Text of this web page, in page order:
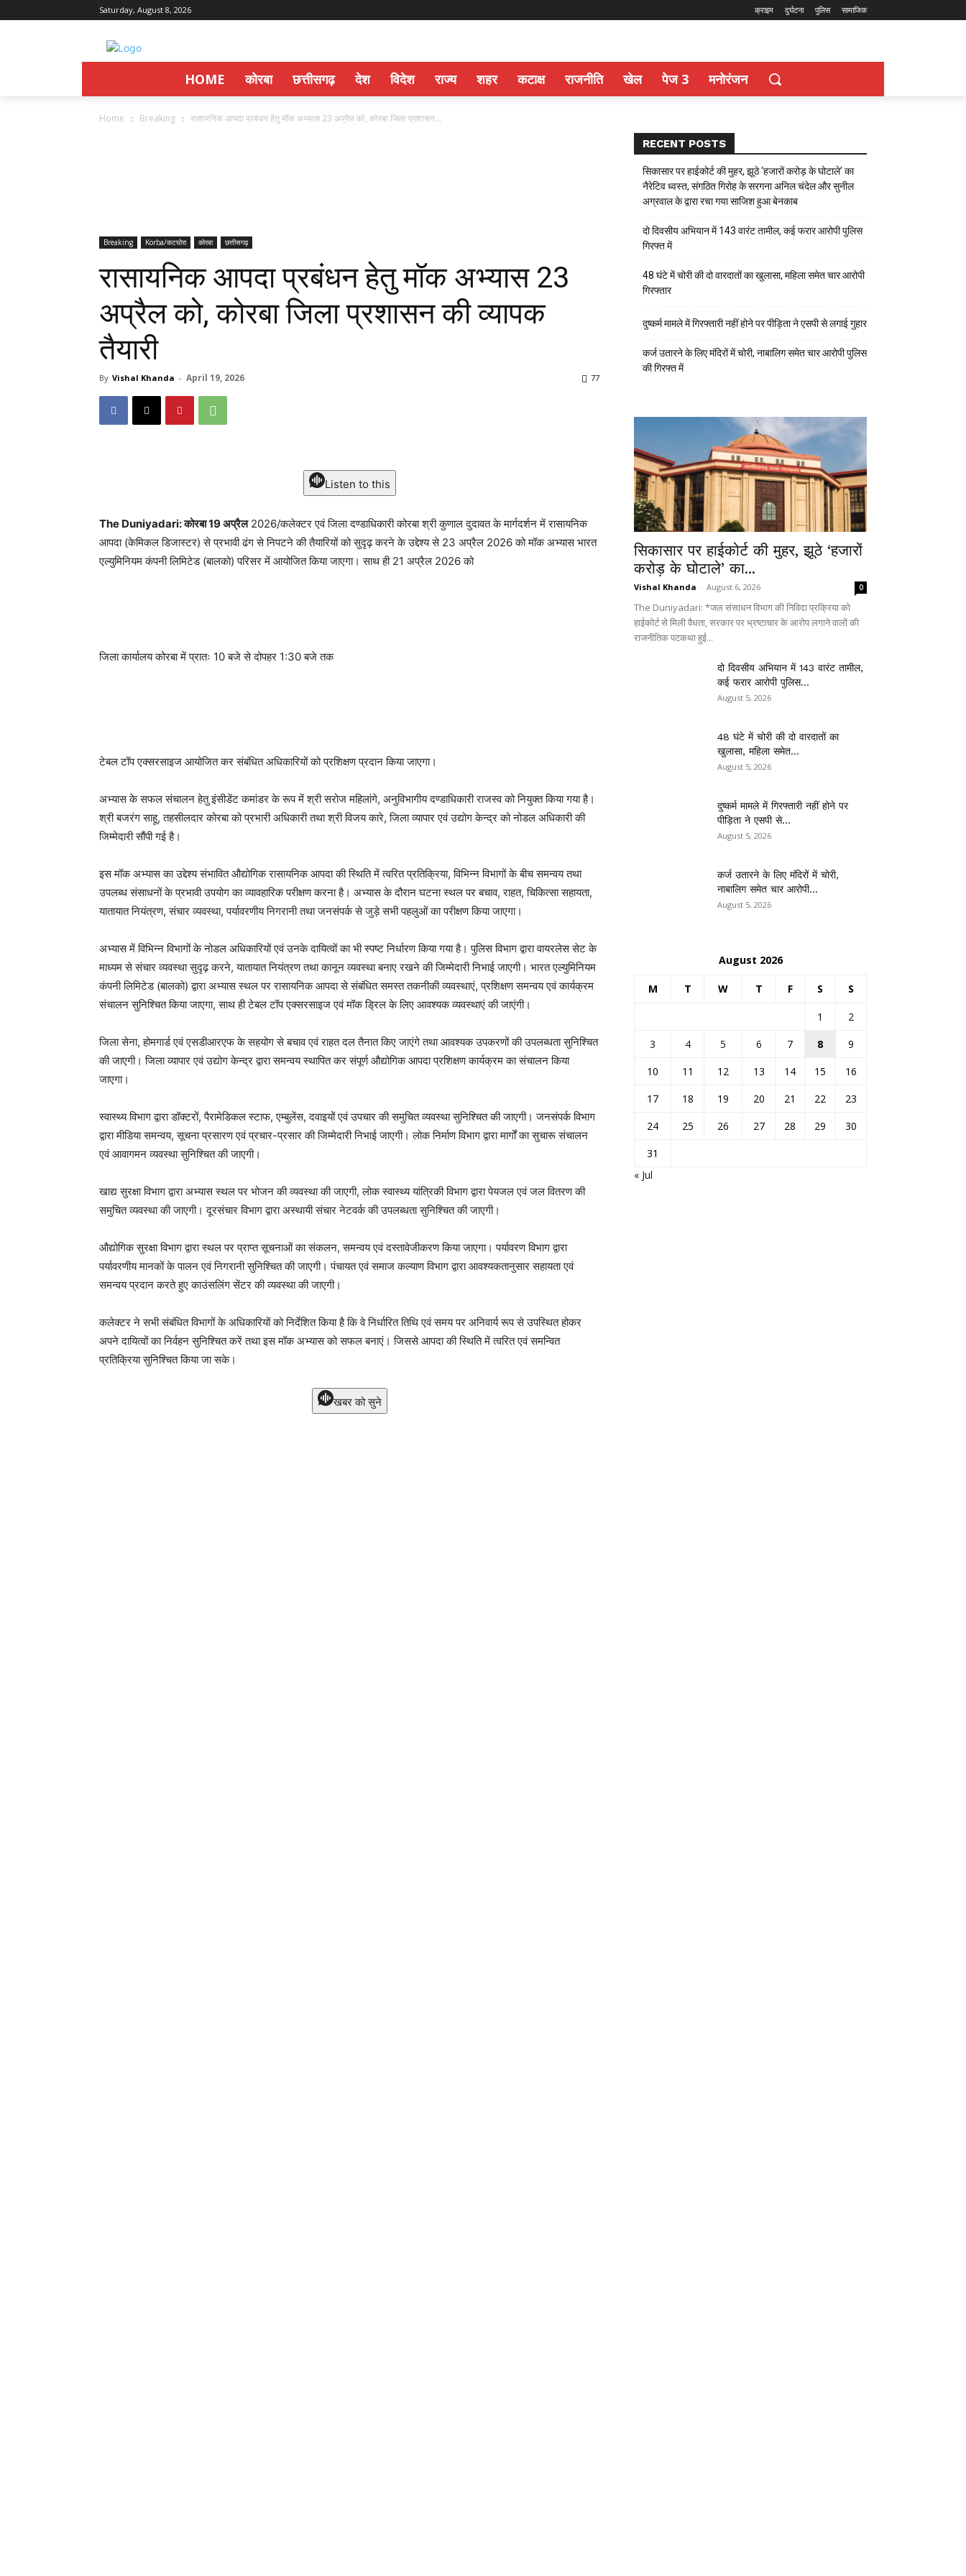
Saturday, August 8, 2026 क्राइम दुर्घटना पुलिस सामाजिक
HOME कोरबा छत्तीसगढ़ देश विदेश राज्य शहर कटाक्ष राजनीति खेल पेज 3 मनोरंजन
Home Breaking रासायनिक आपदा प्रबंधन हेतु मॉक अभ्यास 23 अप्रैल को, कोरबा जिला प्रशासन...
Breaking Korba/कटघोरा कोरबा छत्तीसगढ़
रासायनिक आपदा प्रबंधन हेतु मॉक अभ्यास 23
अप्रैल को, कोरबा जिला प्रशासन की व्यापक
तैयारी
By Vishal Khanda - April 19, 2026 77
Listen to this
The Duniyadari: कोरबा 19 अप्रैल2026/कलेक्टर एवं जिला दण्डाधिकारी कोरबा श्री कुणाल दुदावत के मार्गदर्शन में रासायनिक
आपदा (केमिकल डिजास्टर) से प्रभावी ढंग से निपटने की तैयारियों को सुदृढ़ करने के उद्देश्य से 23 अप्रैल 2026 को मॉक अभ्यास भारत
एल्युमिनियम कंपनी लिमिटेड (बालको) परिसर में आयोजित किया जाएगा। साथ ही 21 अप्रैल 2026 को
जिला कार्यालय कोरबा में प्रातः 10 बजे से दोपहर 1:30 बजे तक
टेबल टॉप एक्सरसाइज आयोजित कर संबंधित अधिकारियों को प्रशिक्षण प्रदान किया जाएगा।
अभ्यास के सफल संचालन हेतु इंसीडेंट कमांडर के रूप में श्री सरोज महिलांगे, अनुविभागीय दण्डाधिकारी राजस्व को नियुक्त किया गया है।
श्री बजरंग साहू, तहसीलदार कोरबा को प्रभारी अधिकारी तथा श्री विजय कारे, जिला व्यापार एवं उद्योग केन्द्र को नोडल अधिकारी की
जिम्मेदारी सौंपी गई है।
इस मॉक अभ्यास का उद्देश्य संभावित औद्योगिक रासायनिक आपदा की स्थिति में त्वरित प्रतिक्रिया, विभिन्न विभागों के बीच समन्वय तथा
उपलब्ध संसाधनों के प्रभावी उपयोग का व्यावहारिक परीक्षण करना है। अभ्यास के दौरान घटना स्थल पर बचाव, राहत, चिकित्सा सहायता,
यातायात नियंत्रण, संचार व्यवस्था, पर्यावरणीय निगरानी तथा जनसंपर्क से जुड़े सभी पहलुओं का परीक्षण किया जाएगा।
अभ्यास में विभिन्न विभागों के नोडल अधिकारियों एवं उनके दायित्वों का भी स्पष्ट निर्धारण किया गया है। पुलिस विभाग द्वारा वायरलेस सेट के
माध्यम से संचार व्यवस्था सुदृढ़ करने, यातायात नियंत्रण तथा कानून व्यवस्था बनाए रखने की जिम्मेदारी निभाई जाएगी। भारत एल्युमिनियम
कंपनी लिमिटेड (बालको) द्वारा अभ्यास स्थल पर रासायनिक आपदा से संबंधित समस्त तकनीकी व्यवस्थाएं, प्रशिक्षण समन्वय एवं कार्यक्रम
संचालन सुनिश्चित किया जाएगा, साथ ही टेबल टॉप एक्सरसाइज एवं मॉक ड्रिल के लिए आवश्यक व्यवस्थाएं की जाएंगी।
जिला सेना, होमगार्ड एवं एसडीआरएफ के सहयोग से बचाव एवं राहत दल तैनात किए जाएंगे तथा आवश्यक उपकरणों की उपलब्धता सुनिश्चित
की जाएगी। जिला व्यापार एवं उद्योग केन्द्र द्वारा समन्वय स्थापित कर संपूर्ण औद्योगिक आपदा प्रशिक्षण कार्यक्रम का संचालन किया
जाएगा।
स्वास्थ्य विभाग द्वारा डॉक्टरों, पैरामेडिकल स्टाफ, एम्बुलेंस, दवाइयों एवं उपचार की समुचित व्यवस्था सुनिश्चित की जाएगी। जनसंपर्क विभाग
द्वारा मीडिया समन्वय, सूचना प्रसारण एवं प्रचार-प्रसार की जिम्मेदारी निभाई जाएगी। लोक निर्माण विभाग द्वारा मार्गों का सुचारू संचालन
एवं आवागमन व्यवस्था सुनिश्चित की जाएगी।
खाद्य सुरक्षा विभाग द्वारा अभ्यास स्थल पर भोजन की व्यवस्था की जाएगी, लोक स्वास्थ्य यांत्रिकी विभाग द्वारा पेयजल एवं जल वितरण की
समुचित व्यवस्था की जाएगी। दूरसंचार विभाग द्वारा अस्थायी संचार नेटवर्क की उपलब्धता सुनिश्चित की जाएगी।
औद्योगिक सुरक्षा विभाग द्वारा स्थल पर प्राप्त सूचनाओं का संकलन, समन्वय एवं दस्तावेजीकरण किया जाएगा। पर्यावरण विभाग द्वारा
पर्यावरणीय मानकों के पालन एवं निगरानी सुनिश्चित की जाएगी। पंचायत एवं समाज कल्याण विभाग द्वारा आवश्यकतानुसार सहायता एवं
समन्वय प्रदान करते हुए काउंसलिंग सेंटर की व्यवस्था की जाएगी।
कलेक्टर ने सभी संबंधित विभागों के अधिकारियों को निर्देशित किया है कि वे निर्धारित तिथि एवं समय पर अनिवार्य रूप से उपस्थित होकर
अपने दायित्वों का निर्वहन सुनिश्चित करें तथा इस मॉक अभ्यास को सफल बनाएं। जिससे आपदा की स्थिति में त्वरित एवं समन्वित
प्रतिक्रिया सुनिश्चित किया जा सके।
खबर को सुने
RECENT POSTS
सिकासार पर हाईकोर्ट की मुहर, झूठे ‘हजारों करोड़ के घोटाले’ का
नैरेटिव ध्वस्त, संगठित गिरोह के सरगना अनिल चंदेल और सुनील
अग्रवाल के द्वारा रचा गया साजिश हुआ बेनकाब
दो दिवसीय अभियान में 143 वारंट तामील, कई फरार आरोपी पुलिस
गिरफ्त में
48 घंटे में चोरी की दो वारदातों का खुलासा, महिला समेत चार आरोपी
गिरफ्तार
दुष्कर्म मामले में गिरफ्तारी नहीं होने पर पीड़िता ने एसपी से लगाई गुहार
कर्ज उतारने के लिए मंदिरों में चोरी, नाबालिग समेत चार आरोपी पुलिस
की गिरफ्त में
सिकासार पर हाईकोर्ट की मुहर, झूठे ‘हजारों
करोड़ के घोटाले’ का...
Vishal Khanda - August 6, 2026 0
The Duniyadari: *जल संसाधन विभाग की निविदा प्रक्रिया को
हाईकोर्ट से मिली वैधता, सरकार पर भ्रष्टाचार के आरोप लगाने वालों की
राजनीतिक पटकथा हुई...
दो दिवसीय अभियान में 143 वारंट तामील,
कई फरार आरोपी पुलिस...
August 5, 2026
48 घंटे में चोरी की दो वारदातों का
खुलासा, महिला समेत...
August 5, 2026
दुष्कर्म मामले में गिरफ्तारी नहीं होने पर
पीड़िता ने एसपी से...
August 5, 2026
कर्ज उतारने के लिए मंदिरों में चोरी,
नाबालिग समेत चार आरोपी...
August 5, 2026
August 2026
M T W T F S S
1
2
3
4 5 6 7 8
9
10
11 12 13 14 15
16
17
18 19 20 21 22
23
24
25 26 27 28 29
30
31
« Jul